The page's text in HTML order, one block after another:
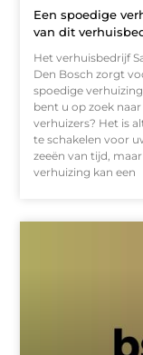
Een spoedige
van dit
Het verhuisbedrijf
Den Bosch zorgt
spoedige
bent u op zoek
verhuizers? Het is
te schakelen voor
zeeën van tijd,
verhuizing kan een